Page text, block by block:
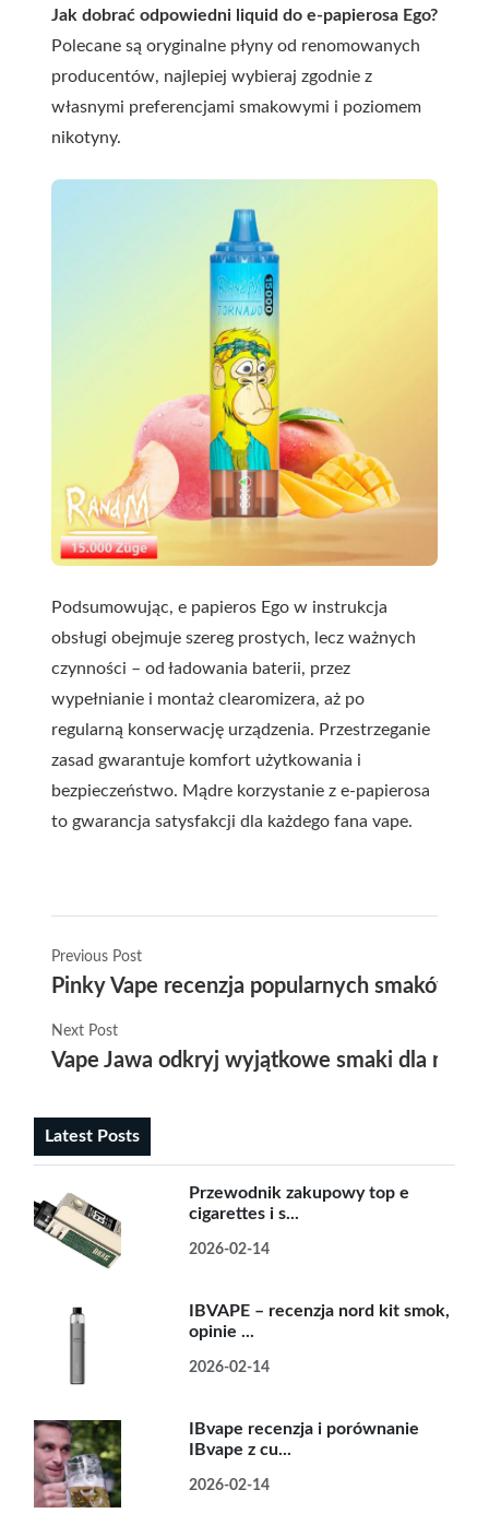
Jak dobrać odpowiedni liquid do e-papierosa Ego?
Polecane są oryginalne płyny od renomowanych
producentów, najlepiej wybieraj zgodnie z
własnymi preferencjami smakowymi i poziomem
nikotyny.
Podsumowując, e papieros Ego w instrukcja
obsługi obejmuje szereg prostych, lecz ważnych
czynności – od ładowania baterii, przez
wypełnianie i montaż clearomizera, aż po
regularną konserwację urządzenia. Przestrzeganie
zasad gwarantuje komfort użytkowania i
bezpieczeństwo. Mądre korzystanie z e-papierosa
to gwarancja satysfakcji dla każdego fana vape.
Previous Post
Pinky Vape recenzja popularnych smaków i
Next Post
Vape Jawa odkryj wyjątkowe smaki dla
Latest Posts
Przewodnik zakupowy top e
cigarettes i s...
2026-02-14
IBVAPE – recenzja nord kit smok,
opinie ...
2026-02-14
IBvape recenzja i porównanie
IBvape z cu...
2026-02-14